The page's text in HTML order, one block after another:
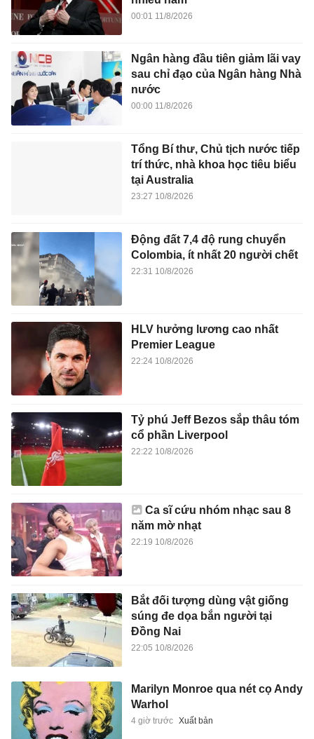
00:01 11/8/2026
Ngân hàng đầu tiên giảm lãi vay
sau chỉ đạo của Ngân hàng Nhà
nước
00:00 11/8/2026
Tổng Bí thư, Chủ tịch nước tiếp
trí thức, nhà khoa học tiêu biểu
tại Australia
23:27 10/8/2026
Động đất 7,4 độ rung chuyển
Colombia, ít nhất 20 người chết
22:31 10/8/2026
HLV hưởng lương cao nhất
Premier League
22:24 10/8/2026
Tỷ phú Jeff Bezos sắp thâu tóm
cổ phần Liverpool
22:22 10/8/2026
Ca sĩ cứu nhóm nhạc sau 8
năm mờ nhạt
22:19 10/8/2026
Bắt đối tượng dùng vật giống
súng đe dọa bắn người tại
Đồng Nai
22:05 10/8/2026
Marilyn Monroe qua nét cọ Andy
Warhol
4 giờ trước Xuất bản